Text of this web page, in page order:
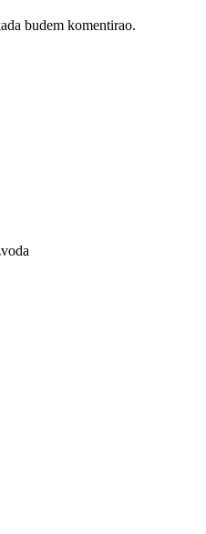
budem komentirao.